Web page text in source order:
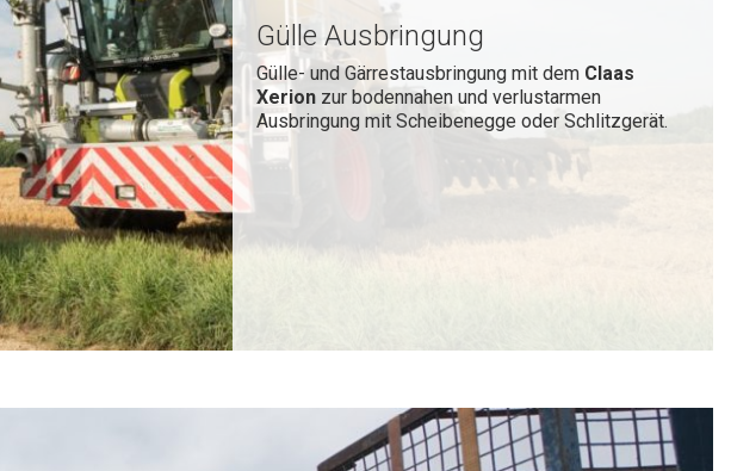
Gülle Ausbringung
Gülle- und Gärrestausbringung mit dem Claas
Xerionzur bodennahen und verlustarmen
Ausbringung mit Scheibenegge oder Schlitzgerät.